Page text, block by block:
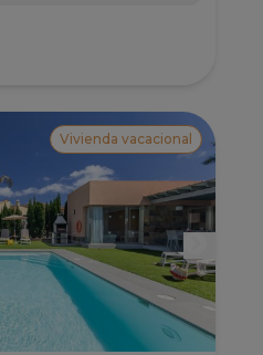
Vivienda vacacional